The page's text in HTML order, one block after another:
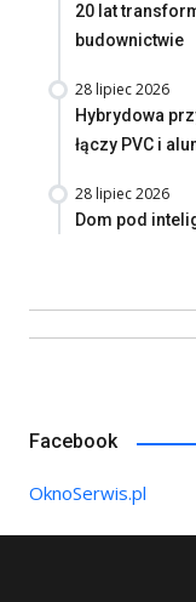
20 lat
budownictwie
28 lipiec 2026
Hybrydowa
łączy PVC i
28 lipiec 2026
Dom pod
Facebook
OknoSerwis.pl